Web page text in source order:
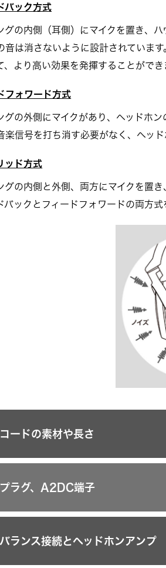
バック方式
グの内側（耳側）にマイクを置き、
音は消さないように設計されていま
、より高い効果を発揮することができ
フォワード方式
グの外側にマイクがあり、ヘッドホ
楽信号を打ち消す必要がなく、ヘッ
ッド方式
グの内側と外側、両方にマイクを置
バックとフィードフォワードの両方
コードの素材や長さ
プラグ、A2DC端子
バランス接続とヘッドホンアンプ